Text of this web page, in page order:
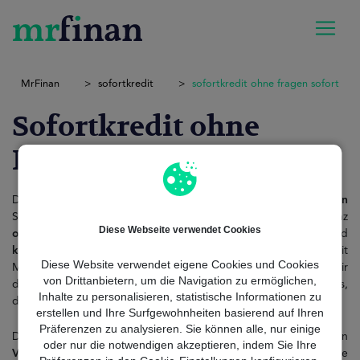
Diese Webseite verwendet Cookies
Diese Website verwendet eigene Cookies und Cookies
von Drittanbietern, um die Navigation zu ermöglichen,
Inhalte zu personalisieren, statistische Informationen zu
erstellen und Ihre Surfgewohnheiten basierend auf Ihren
Präferenzen zu analysieren. Sie können alle, nur einige
oder nur die notwendigen akzeptieren, indem Sie Ihre
MrFinan sofortkredit sofortkredit ohne fragen sofort
Sofortkredit ohne
Fragen sofort
Der Begriff Sofortkredit ohne Fragen sofort bezieht sich auf
einen
Schnellkredit in Deutschland mit Expressgenehmigung – ganz
ohne
unnötige Fragen. Wenn du sofortige Liquidität suchst und
keinen
Papierkram willst, ist diese Option ideal für dich. Mit
MrFinan, unserem seriösenVermittlungsservice, begleiten wir
dich durch einen legalen, transparenten unddigitalenProzess,
damit du schnell und ohne Überraschungen an Geld kommst.
Du beantragst bequem von zu Hause aus, ohne den
Verwendungszweck
nachweisen zu müssen – und erhältst eine